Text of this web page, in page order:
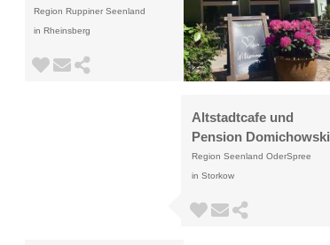
Region Ruppiner Seenland
in Rheinsberg
Altstadtcafe und
Pension Domichowski
Region Seenland OderSpree
in Storkow